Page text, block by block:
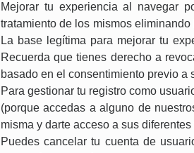
Mejorar tu experiencia al navegar
tratamiento de los mismos
La base legítima para mejorar tu
Recuerda que tienes derecho a
basado en el consentimiento previo a
Para gestionar tu registro como
(porque accedas a alguno de
misma y darte acceso a sus
Puedes cancelar tu cuenta de